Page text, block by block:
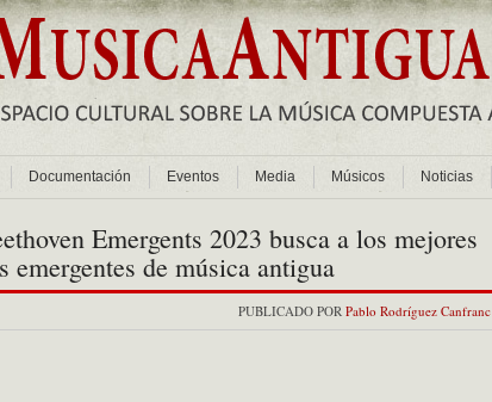
Documentación Eventos Media Músicos Noticias
Emergents 2023 busca a los mejores
emergentes de música antigua
PUBLICADO POR Pablo Rodríguez Canfranc